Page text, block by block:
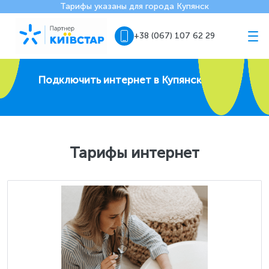
Тарифы указаны для города Купянск
+38 (067) 107 62 29
Подключить интернет в Купянске
Тарифы интернет